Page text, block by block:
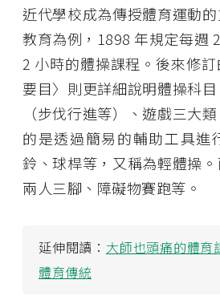
近代學校成為傳授體育運動
教育為例，1898 年規定每週
2 小時的體操課程。後來修
要目〉則更詳細說明體操科
（步伐行進等）、遊戲三大
的是透過簡易的輔助工具進
鈴、球桿等，又稱為輕體操
兩人三腳、障礙物賽跑等。
延伸閱讀： 大師也頭痛的體
體育傳統